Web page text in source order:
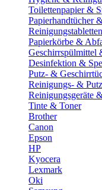
Toilettenpapier &
Papierhandtücher
Reinigungstabletten
Papierkörbe &
Geschirrspülmittel
Desinfektion &
Putz- &
Reinigungs- &
Reinigungsgeräte
Tinte & Toner
Brother
Canon
Epson
HP
Kyocera
Lexmark
Oki